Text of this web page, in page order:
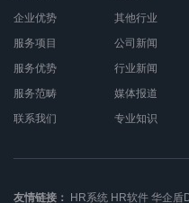
企业优势
服务项目
服务优势
服务范畴
联系我们
其他行业
公司新闻
行业新闻
媒体报道
专业知识
友情链接： HR系统 HR软件 华企盾